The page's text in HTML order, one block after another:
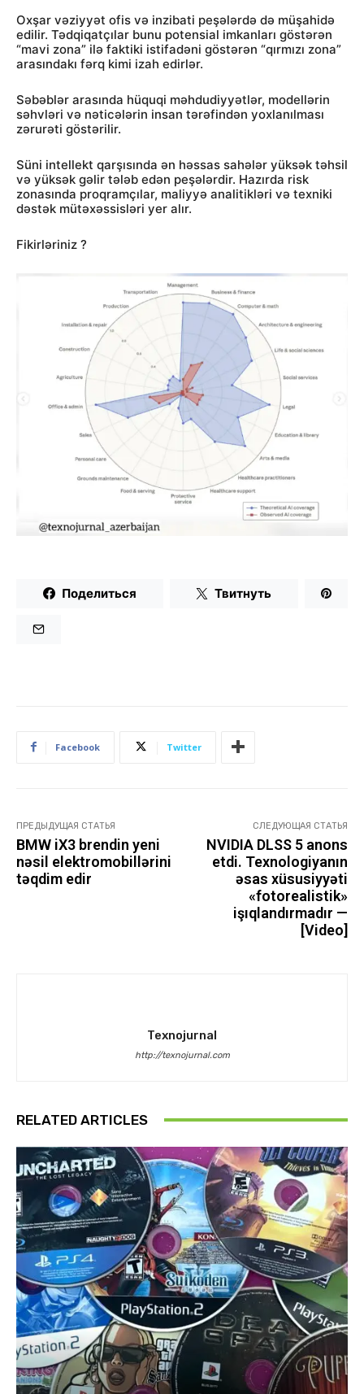
Oxşar vəziyyət ofis və inzibati peşələrdə də müşahidə
edilir. Tədqiqatçılar bunu potensial imkanları göstərən
“mavi zona” ilə faktiki istifadəni göstərən “qırmızı zona”
arasındakı fərq kimi izah edirlər.
Səbəblər arasında hüquqi məhdudiyyətlər, modellərin
səhvləri və nəticələrin insan tərəfindən yoxlanılması
zərurəti göstərilir.
Süni intellekt qarşısında ən həssas sahələr yüksək təhsil
və yüksək gəlir tələb edən peşələrdir. Hazırda risk
zonasında proqramçılar, maliyyə analitikləri və texniki
dəstək mütəxəssisləri yer alır.
Fikirləriniz ?
Поделиться Твитнуть
Facebook Twitter
ПРЕДЫДУЩАЯ СТАТЬЯ
BMW iX3 brendin yeni
nəsil elektromobillərini
təqdim edir
СЛЕДУЮЩАЯ СТАТЬЯ
NVIDIA DLSS 5 anons
etdi. Texnologiyanın
əsas xüsusiyyəti
«fotorealistik»
işıqlandırmadır —
[Video]
Texnojurnal
http://texnojurnal.com
RELATED ARTICLES